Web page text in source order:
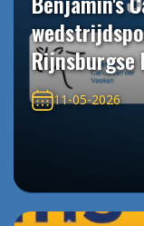
Rijnsburgse
11-05-2026